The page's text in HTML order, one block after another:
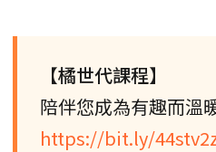
【橘世代課程】
陪伴您成為有趣而溫
https://bit.ly/